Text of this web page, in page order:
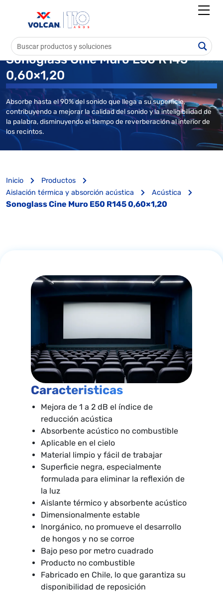
Sonoglass Cine Muro E50 R145
0,60×1,20
Absorbe hasta el 90% del sonido que llega a su superficie,
contribuyendo a mejorar la calidad del sonido y la inteligibilidad de
la palabra, disminuyendo el tiempo de reverberación al interior de
los recintos.
Inicio
Productos
Aislación térmica y absorción acústica
Acústica
Sonoglass Cine Muro E50 R145 0,60×1,20
Caracteristicas
Mejora de 1 a 2 dB el índice de
reducción acústica
Absorbente acústico no combustible
Aplicable en el cielo
Material limpio y fácil de trabajar
Superficie negra, especialmente
formulada para eliminar la reflexión de
la luz
Aislante térmico y absorbente acústico
Dimensionalmente estable
Inorgánico, no promueve el desarrollo
de hongos y no se corroe
Bajo peso por metro cuadrado
Producto no combustible
Fabricado en Chile, lo que garantiza su
disponibilidad de reposición